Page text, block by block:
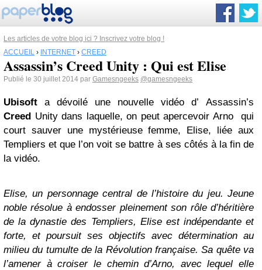
Les articles de votre blog ici ? Inscrivez votre blog !
ACCUEIL › INTERNET › CREED
Assassin’s Creed Unity : Qui est Elise
Publié le 30 juillet 2014 par Gamesngeeks @gamesngeeks
Ubisoft a dévoilé une nouvelle vidéo d’ Assassin’s
Creed Unity dans laquelle, on peut apercevoir Arno
qui
court sauver une mystérieuse femme, Elise, liée aux
Templiers et que l’on voit se battre à ses côtés à la fin de
la vidéo.
Elise, un personnage central de l’histoire du jeu. Jeune
noble résolue à endosser pleinement son rôle d’héritière
de la dynastie des Templiers, Elise est indépendante et
forte, et poursuit ses objectifs avec détermination au
milieu du tumulte de la Révolution française. Sa quête va
l’amener à croiser le chemin d’Arno, avec lequel elle